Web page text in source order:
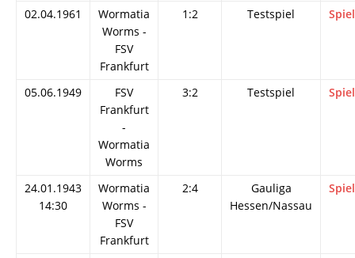
02.04.1961
Wormatia
Worms -
FSV
Frankfurt
1:2 Testspiel
05.06.1949
FSV
Frankfurt
-
Wormatia
Worms
3:2 Testspiel
24.01.1943
14:30
Wormatia
Worms -
FSV
Frankfurt
2:4
Gauliga
Hessen/Nassau